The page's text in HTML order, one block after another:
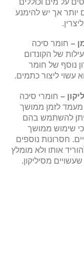
יותר אך יש להימנע
חומר סיכה
של הקונדום
נוסף של חומר
עשוי ליצור כתמים.
חומרי סיכה
מעמד לזמן ממושך
להשתמש בהם
שימוש ממושך
חסרונות נוספים
אותו ולא מומלץ
מסיליקון.